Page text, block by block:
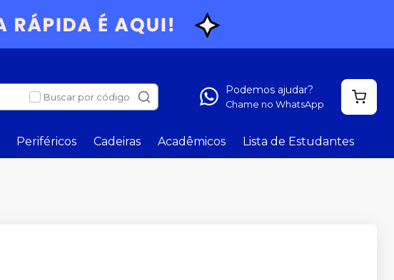
Buscar por código
Podemos ajudar?
Chame no WhatsApp
Periféricos Cadeiras Acadêmicos Lista de Estudantes